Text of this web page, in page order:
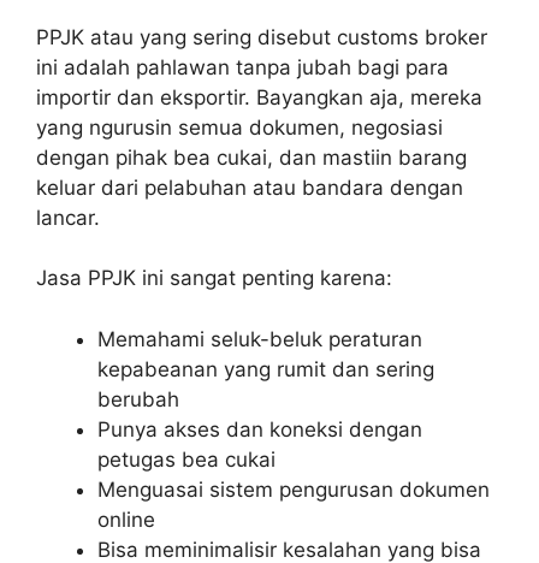
PPJK atau yang sering disebut customs broker
ini adalah pahlawan tanpa jubah bagi para
importir dan eksportir. Bayangkan aja, mereka
yang ngurusin semua dokumen, negosiasi
dengan pihak bea cukai, dan mastiin barang
keluar dari pelabuhan atau bandara dengan
lancar.
Jasa PPJK ini sangat penting karena:
Memahami seluk-beluk peraturan
kepabeanan yang rumit dan sering
berubah
Punya akses dan koneksi dengan
petugas bea cukai
Menguasai sistem pengurusan dokumen
online
Bisa meminimalisir kesalahan yang bisa